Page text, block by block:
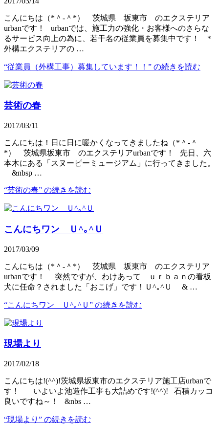
こんにちは（*＾-＾*） 茨城県 坂東市 のエクステリア
urbanです！ urbanでは、施工力の強化・お客様へのさらな
るサービス向上の為に、若干名の従業員を募集中です！ ＊
外構エクステリアの …
“従業員（外構工事）募集しています！！” の続きを読む
芸術の春
2017/03/11
こんにちは！日に日に暖かくなってきましたね（*＾-＾
*） 茨城県坂東市 のエクステリアurbanです！ 先日、六
本木にある「スヌーピーミュージアム」に行ってきました。
&nbsp …
“芸術の春” の続きを読む
こんにちワン Ｕ^｡^Ｕ
2017/03/09
こんにちは（*＾-＾*） 茨城県 坂東市 のエクステリア
urbanです！ 突然ですが、わけあって ｕｒｂａｎの看板
犬に任命？されました「おこげ」です！Ｕ^｡^Ｕ & …
“こんにちワン Ｕ^｡^Ｕ” の続きを読む
現場より
2017/02/18
こんにちは!(^^)!茨城県坂東市のエクステリア施工店urbanで
す！ いよいよ池造作工事も大詰めです!(^^)! 石積カッコ
良いですね～！ &nbs …
“現場より” の続きを読む